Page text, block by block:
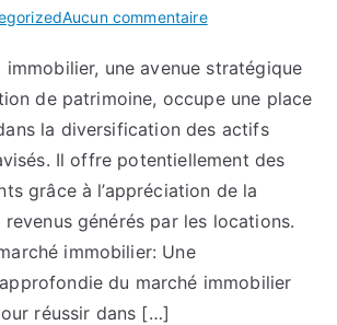
Aucun commentairesur
Avancées
pour
l’Investissement
Immobilier:
Augmenter
Portefeuille
immobilier, une avenue stratégique
de patrimoine, occupe une place
la diversification des actifs
Il offre potentiellement des
grâce à l’appréciation de la
générés par les locations.
immobilier: Une
du marché immobilier
réussir dans […]